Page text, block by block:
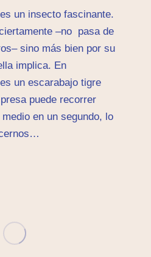
un insecto fascinante.
–no pasa de
sino más bien por su
implica. En
un escarabajo tigre
puede recorrer
en un segundo, lo